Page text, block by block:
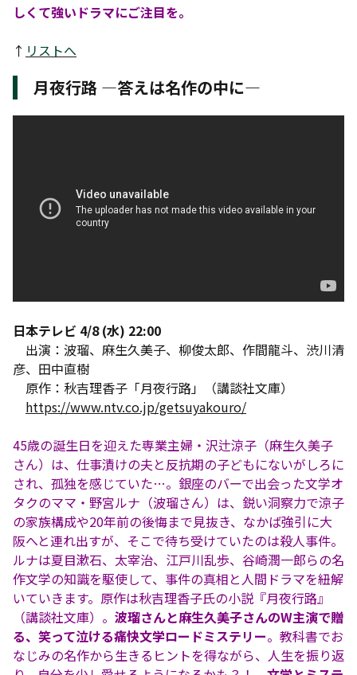
しくて強いドラマにご注目を。
↑ リストへ
月夜行路 ―答えは名作の中に―
日本テレビ 4/8 (水) 22:00
出演：波瑠、麻生久美子、柳俊太郎、作間龍斗、渋川清
彦、田中直樹
原作：秋吉理香子「月夜行路」（講談社文庫）
https://www.ntv.co.jp/getsuyakouro/
45歳の誕生日を迎えた専業主婦・沢辻涼子（麻生久美子
さん）は、仕事漬けの夫と反抗期の子どもにないがしろに
され、孤独を感じていた…。銀座のバーで出会った文学オ
タクのママ・野宮ルナ（波瑠さん）は、鋭い洞察力で涼子
の家族構成や20年前の後悔まで見抜き、なかば強引に大
阪へと連れ出すが、そこで待ち受けていたのは殺人事件。
ルナは夏目漱石、太宰治、江戸川乱歩、谷崎潤一郎らの名
作文学の知識を駆使して、事件の真相と人間ドラマを紐解
いていきます。原作は秋吉理香子氏の小説『月夜行路』
（講談社文庫）。 波瑠さんと麻生久美子さんのW主演で贈
る、笑って泣ける痛快文学ロードミステリー。教科書でお
なじみの名作から生きるヒントを得ながら、人生を振り返